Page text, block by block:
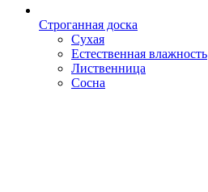
Строганная доска
Сухая
Естественная влажность
Лиственница
Сосна